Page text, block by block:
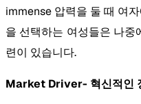
immense 압력을 둘 때 여
을 선택하는 여성들은 나
련이 있습니다.
Market Driver- 혁신적인